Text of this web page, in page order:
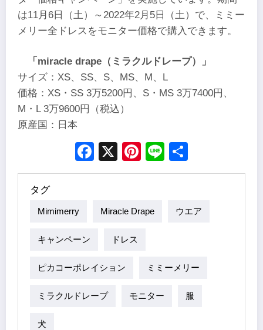
は11月6日（土）～2022年2月5日（土）で、ミミー
メリー全ドレスをモニター価格で購入できます。
「miracle drape（ミラクルドレープ）」
サイズ：XS、SS、S、MS、M、L
価格：XS・SS 3万5200円、S・MS 3万7400円、
M・L 3万9600円（税込）
原産国：日本
Facebook
X Pinterest
Line
タグ
Mimimerry Miracle Drape ウエア
キャンペーン ドレス
ピカコーポレイション ミミーメリー
ミラクルドレープ モニター 服
犬